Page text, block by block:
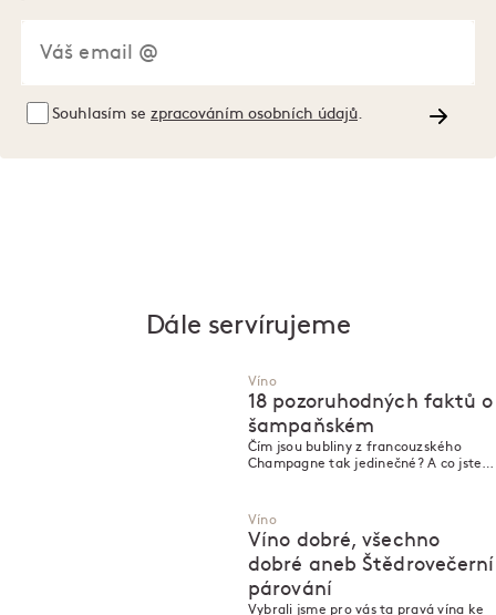
Souhlasím se zpracováním osobních údajů
Dále servírujeme
Víno
18 pozoruhodných faktů o
šampaňském
Čím jsou bubliny z francouzského
Champagne tak jedinečné? A co jste o
Víno
Víno dobré, všechno
dobré aneb Štědrovečerní
párování
Vybrali jsme pro vás ta pravá vína ke